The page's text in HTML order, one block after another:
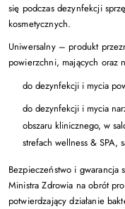
się podczas dezynfekcji
kosmetycznych.
Uniwersalny – produkt
powierzchni, mających oraz
do dezynfekcji i mycia
do dezynfekcji i mycia
obszaru klinicznego, w
strefach wellness & SPA,
Bezpieczeństwo i gwarancja
Ministra Zdrowia na obrót
potwierdzający działanie